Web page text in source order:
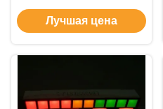
приведенный этапом,
7 белизна этапов
ультра яркая
Лучшая цена